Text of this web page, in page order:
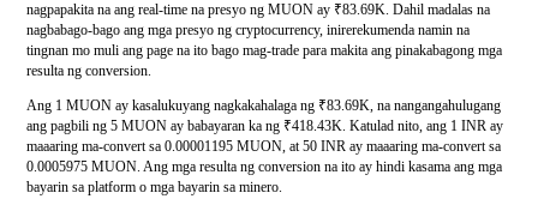
nagpapakita na ang real-time na presyo ng MUON ay ₹83.69K. Dahil madalas na
nagbabago-bago ang mga presyo ng cryptocurrency, inirerekumenda namin na
tingnan mo muli ang page na ito bago mag-trade para makita ang pinakabagong mga
resulta ng conversion.
Ang 1 MUON ay kasalukuyang nagkakahalaga ng ₹83.69K, na nangangahulugang
ang pagbili ng 5 MUON ay babayaran ka ng ₹418.43K. Katulad nito, ang 1 INR ay
maaaring ma-convert sa 0.00001195 MUON, at 50 INR ay maaaring ma-convert sa
0.0005975 MUON. Ang mga resulta ng conversion na ito ay hindi kasama ang mga
bayarin sa platform o mga bayarin sa minero.